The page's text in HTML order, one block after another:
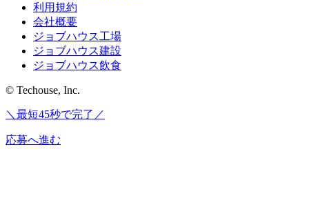
利用規約
会社概要
ジョブハウス工場
ジョブハウス建設
ジョブハウス飲食
© Techouse, Inc.
＼最短45秒で完了／
応募へ進む